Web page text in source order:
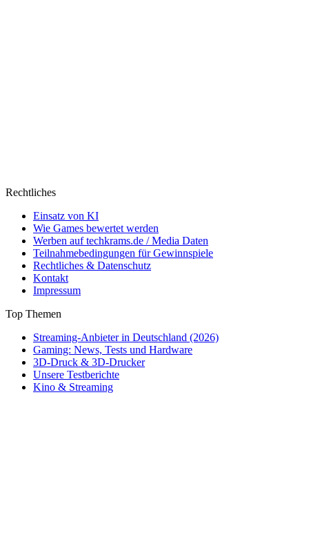
Rechtliches
Einsatz von KI
Wie Games bewertet werden
Werben auf techkrams.de / Media Daten
Teilnahmebedingungen für Gewinnspiele
Rechtliches & Datenschutz
Kontakt
Impressum
Top Themen
Streaming-Anbieter in Deutschland (2026)
Gaming: News, Tests und Hardware
3D-Druck & 3D-Drucker
Unsere Testberichte
Kino & Streaming